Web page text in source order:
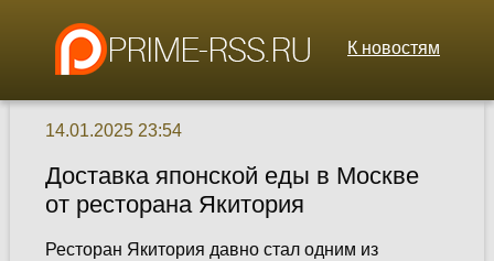
К новостям
14.01.2025 23:54
Доставка японской еды в Москве
от ресторана Якитория
Ресторан Якитория давно стал одним из